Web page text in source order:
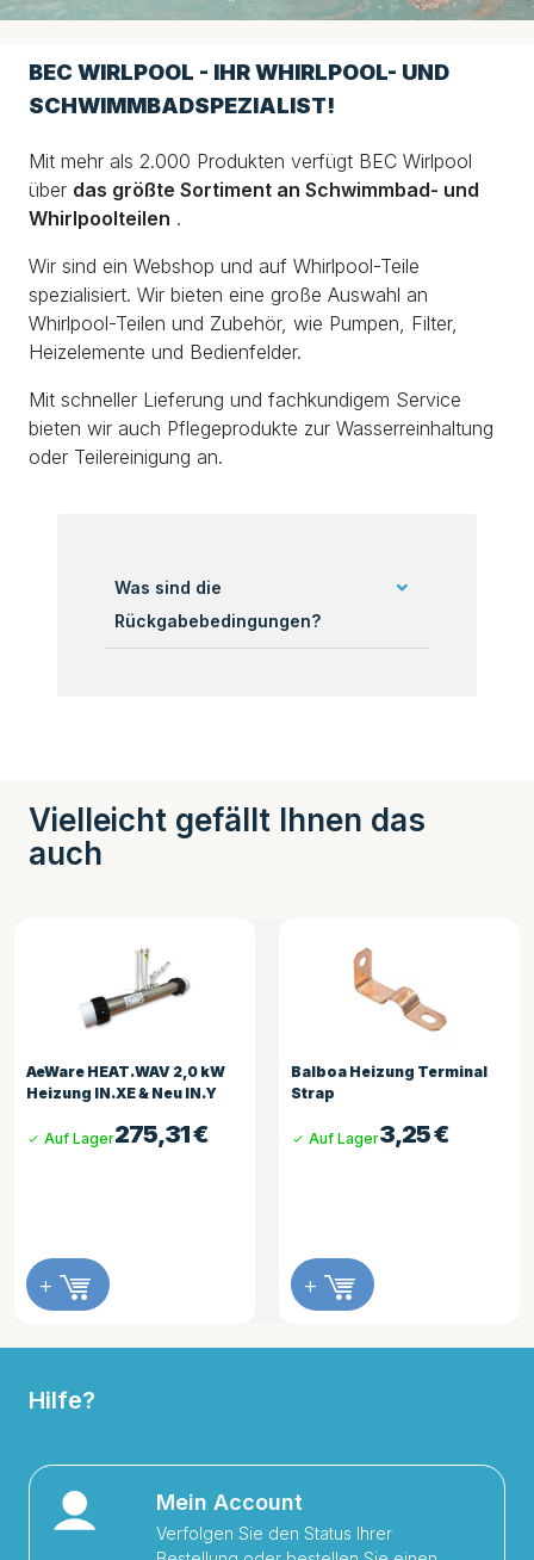
BEC WIRLPOOL - IHR WHIRLPOOL- UND
SCHWIMMBADSPEZIALIST!
Mit mehr als 2.000 Produkten verfügt BEC Wirlpool
über das größte Sortiment an Schwimmbad- und
Whirlpoolteilen .
Wir sind ein Webshop und auf Whirlpool-Teile
spezialisiert. Wir bieten eine große Auswahl an
Whirlpool-Teilen und Zubehör, wie Pumpen, Filter,
Heizelemente und Bedienfelder.
Mit schneller Lieferung und fachkundigem Service
bieten wir auch Pflegeprodukte zur Wasserreinhaltung
oder Teilereinigung an.
Was sind die
Rückgabebedingungen?
Vielleicht gefällt Ihnen das
auch
AeWare HEAT.WAV 2,0 kW
Heizung IN.XE & Neu IN.Y
275,31€
Auf Lager
+
Balboa Heizung Terminal
Strap
3,25€
Auf Lager
+
Hilfe?
Mein Account
Verfolgen Sie den Status Ihrer